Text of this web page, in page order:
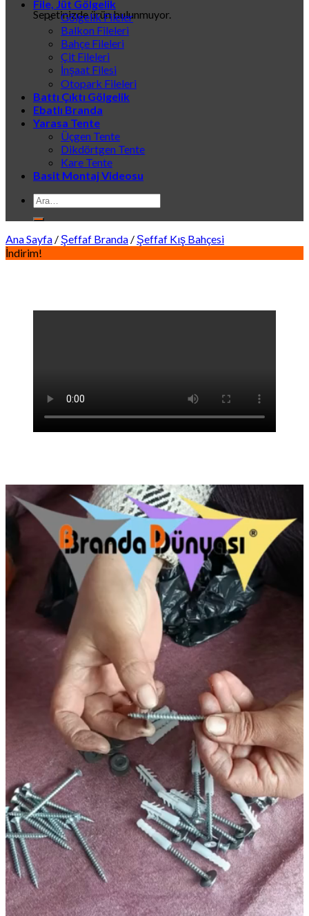
Sepetinizde ürün bulunmuyor.
File, Jüt Gölgelik
Gölgelik Fileler
Balkon Fileleri
Bahçe Fileleri
Çit Fileleri
İnşaat Filesi
Otopark Fileleri
Battı Çıktı Gölgelik
Ebatlı Branda
Yarasa Tente
Üçgen Tente
Dikdörtgen Tente
Kare Tente
Basit Montaj Videosu
Ara:
Ana Sayfa / Şeffaf Branda / Şeffaf Kış Bahçesi
İndirim!